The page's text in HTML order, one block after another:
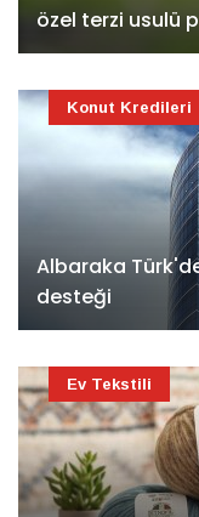
özel terzi usulü
Albaraka
desteği
Konut Kredileri
Ev Tekstili